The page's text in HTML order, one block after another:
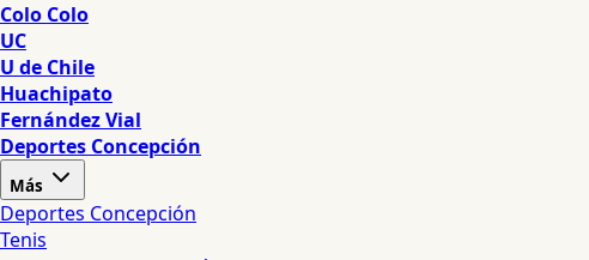
Colo Colo
UC
U de Chile
Huachipato
Fernández Vial
Deportes Concepción
Más
Deportes Concepción
Tenis